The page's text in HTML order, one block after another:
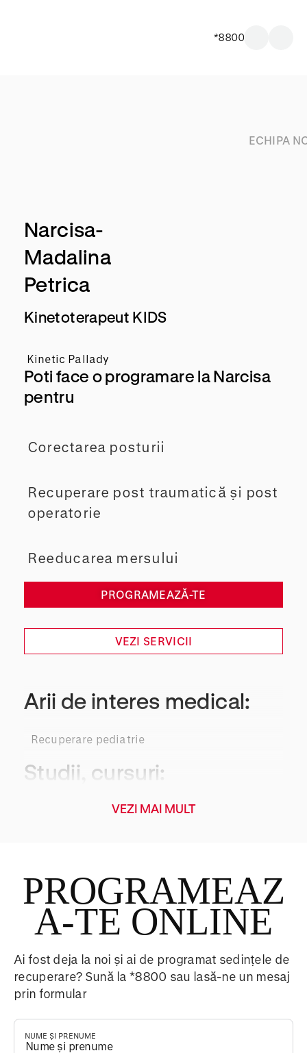
*8800
ECHIPA
Narcisa-
Madalina
Petrica
Kinetoterapeut KIDS
Kinetic Pallady
Poti face o programare la Narcisa
pentru
Corectarea posturii
Recuperare post traumatică și post
operatorie
Reeducarea mersului
PROGRAMEAZĂ-TE
VEZI SERVICII
Arii de interes medical:
Recuperare pediatrie
Studii, cursuri:
Facultatea de Educație Fizică și Sport
VEZI MAI MULT
PROGRAMEAZ
A-TE ONLINE
Ai fost deja la noi și ai de programat sedințele de
recuperare? Sună la *8800 sau lasă-ne un mesaj
prin formular
NUME ȘI PRENUME